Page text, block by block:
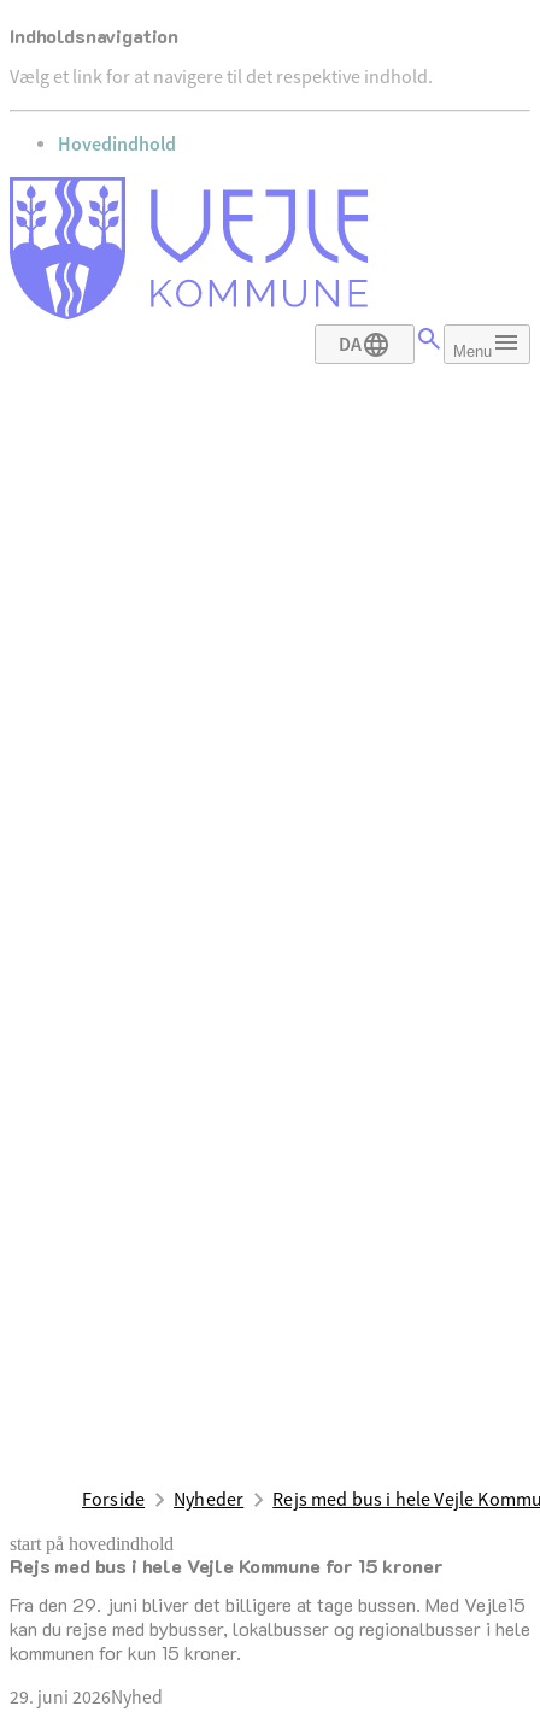
Indholdsnavigation
Vælg et link for at navigere til det respektive indhold.
gå til
Hovedindhold
DA Menu
Forside Nyheder Rejs med bus i hele Vejle
start på hovedindhold
Rejs med bus i hele Vejle Kommune for 15 kroner
Fra den 29. juni bliver det billigere at tage bussen. Med Vejle15
kan du rejse med bybusser, lokalbusser og regionalbusser i hele
kommunen for kun 15 kroner.
29. juni 2026Nyhed
senest opdateret 29. juni 2026